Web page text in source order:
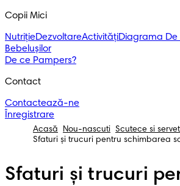
Copii Mici
NutrițieDezvoltareActivitățiDiagrama De
Bebelușilor
De ce Pampers?
Contact
Contactează-ne
Înregistrare
Acasă Nou-nascuti
Scutece si
Sfaturi și trucuri pentru schimbarea
Sfaturi și trucuri